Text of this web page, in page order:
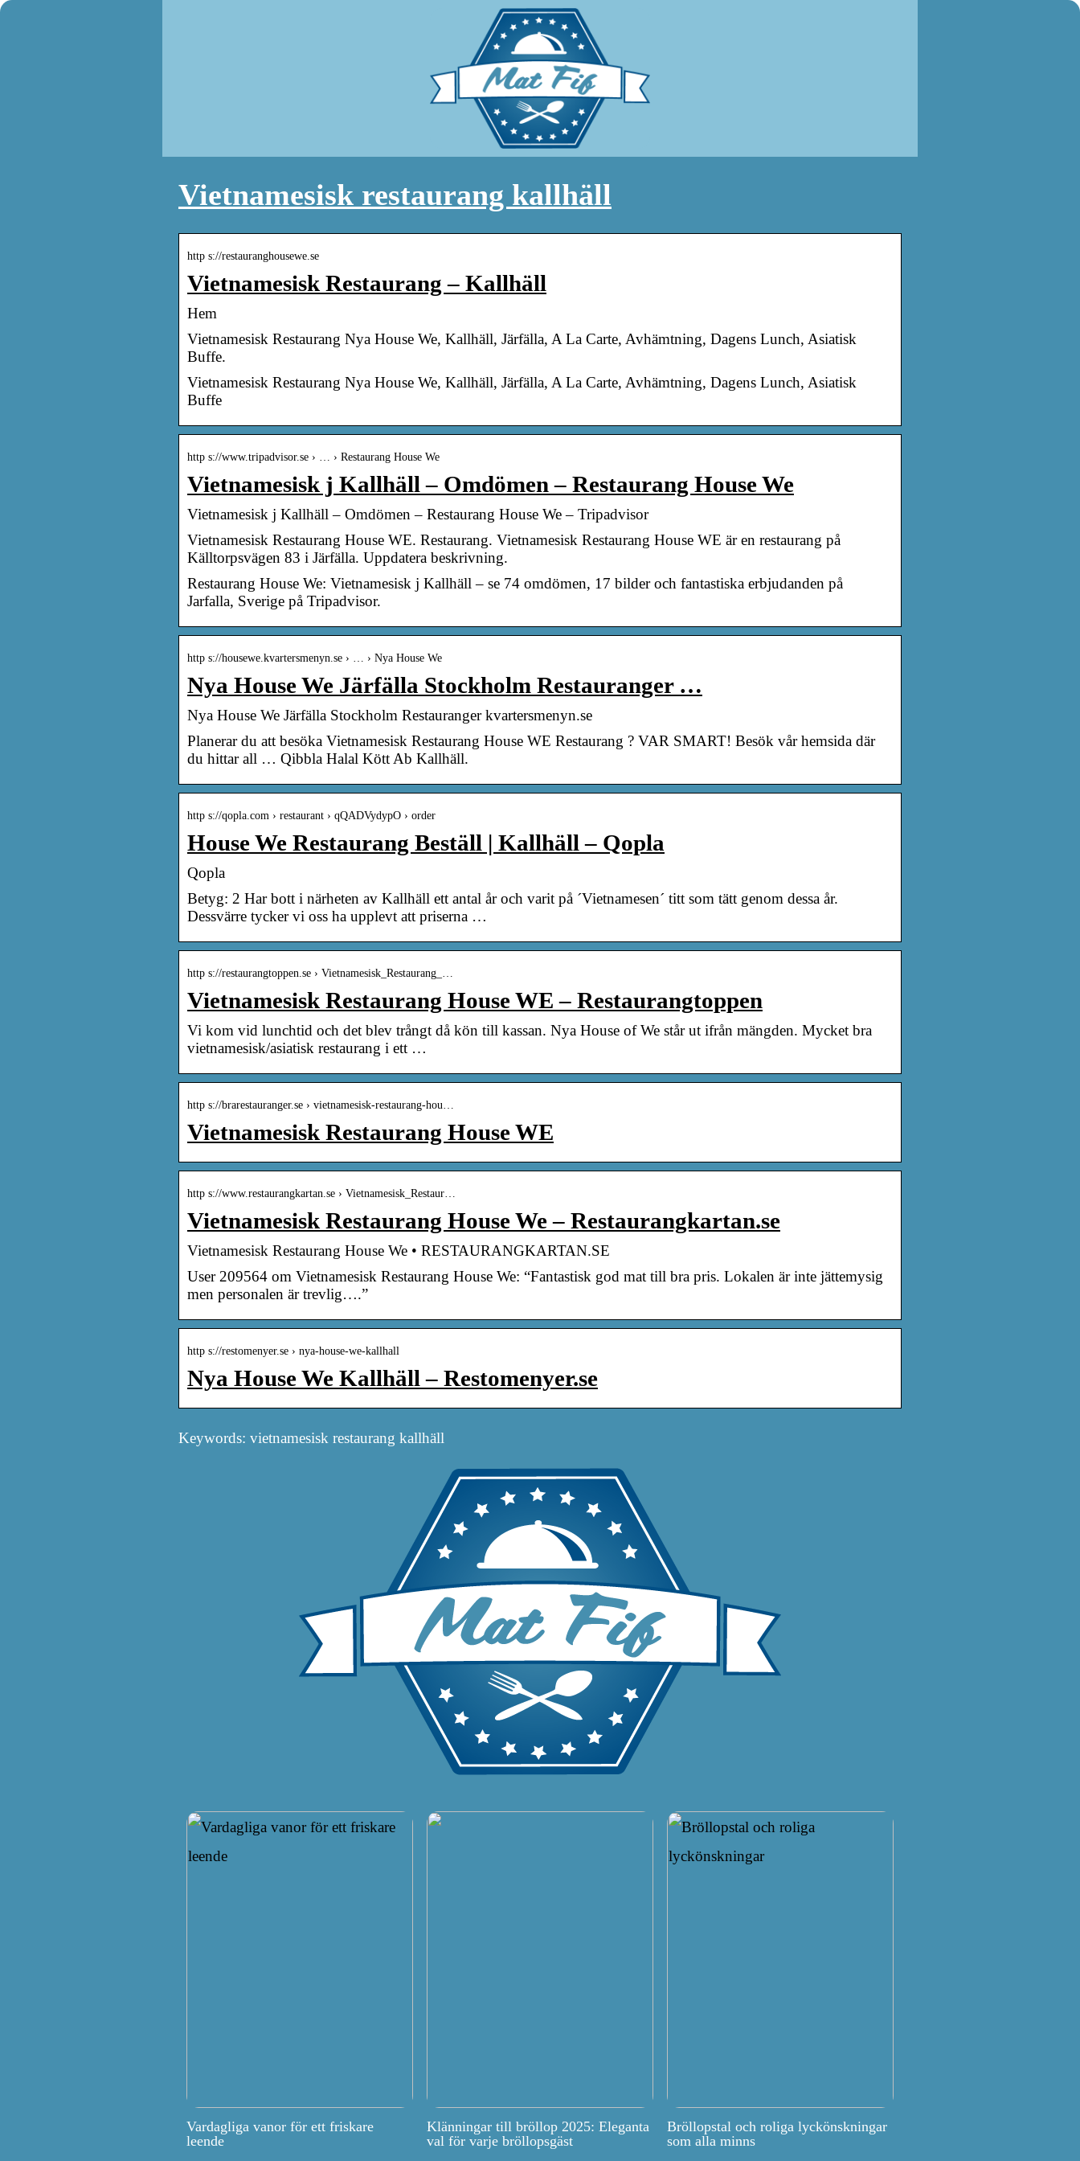
Vietnamesisk restaurang kallhäll
http s://restauranghousewe.se
Vietnamesisk Restaurang – Kallhäll
Hem
Vietnamesisk Restaurang Nya House We, Kallhäll, Järfälla, A La Carte, Avhämtning, Dagens Lunch, Asiatisk
Buffe.
Vietnamesisk Restaurang Nya House We, Kallhäll, Järfälla, A La Carte, Avhämtning, Dagens Lunch, Asiatisk
Buffe
http s://www.tripadvisor.se › … › Restaurang House We
Vietnamesisk j Kallhäll – Omdömen – Restaurang House We
Vietnamesisk j Kallhäll – Omdömen – Restaurang House We – Tripadvisor
Vietnamesisk Restaurang House WE. Restaurang. Vietnamesisk Restaurang House WE är en restaurang på
Källtorpsvägen 83 i Järfälla. Uppdatera beskrivning.
Restaurang House We: Vietnamesisk j Kallhäll – se 74 omdömen, 17 bilder och fantastiska erbjudanden på
Jarfalla, Sverige på Tripadvisor.
http s://housewe.kvartersmenyn.se › … › Nya House We
Nya House We Järfälla Stockholm Restauranger …
Nya House We Järfälla Stockholm Restauranger kvartersmenyn.se
Planerar du att besöka Vietnamesisk Restaurang House WE Restaurang ? VAR SMART! Besök vår hemsida där
du hittar all … Qibbla Halal Kött Ab Kallhäll.
http s://qopla.com › restaurant › qQADVydypO › order
House We Restaurang Beställ | Kallhäll – Qopla
Qopla
Betyg: 2 Har bott i närheten av Kallhäll ett antal år och varit på ´Vietnamesen´ titt som tätt genom dessa år.
Dessvärre tycker vi oss ha upplevt att priserna …
http s://restaurangtoppen.se › Vietnamesisk_Restaurang_…
Vietnamesisk Restaurang House WE – Restaurangtoppen
Vi kom vid lunchtid och det blev trångt då kön till kassan. Nya House of We står ut ifrån mängden. Mycket bra
vietnamesisk/asiatisk restaurang i ett …
http s://brarestauranger.se › vietnamesisk-restaurang-hou…
Vietnamesisk Restaurang House WE
http s://www.restaurangkartan.se › Vietnamesisk_Restaur…
Vietnamesisk Restaurang House We – Restaurangkartan.se
Vietnamesisk Restaurang House We • RESTAURANGKARTAN.SE
User 209564 om Vietnamesisk Restaurang House We: “Fantastisk god mat till bra pris. Lokalen är inte jättemysig
men personalen är trevlig….”
http s://restomenyer.se › nya-house-we-kallhall
Nya House We Kallhäll – Restomenyer.se
Keywords: vietnamesisk restaurang kallhäll
Vardagliga vanor för ett friskare
leende
Klänningar till bröllop 2025: Eleganta
val för varje bröllopsgäst
Bröllopstal och roliga lyckönskningar
som alla minns